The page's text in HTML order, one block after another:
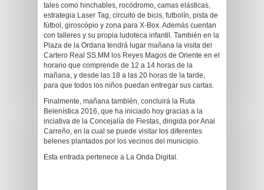
tales como hinchables, rocódromo, camas elásticas,
estrategia Laser Tag, circuito de bicis, futbolín, pista de
fútbol, giroscópio y zona para X-Box. Además cuentan
con talleres y su propia ludoteca infantil. También en la
Plaza de la Ordana tendrá lugar mañana la visita del
Cartero Real SS.MM los Reyes Magos de Oriente en el
horario que comprende de 12 a 14 horas de la
mañana, y desde las 18 a las 20 horas de la tarde,
para que todos los niños puedan entregar sus cartas.
Finalmente, mañana también, concluirá la Ruta
Belenística 2016, que ha iniciado hoy gracias a la
inciativa de la Concejalía de Fiestas, dirigida por Anai
Carreño, en la cual se puede visitar los diferentes
belenes plantados por los vecinos del municipio.
Esta entrada pertenece a La Onda Digital.